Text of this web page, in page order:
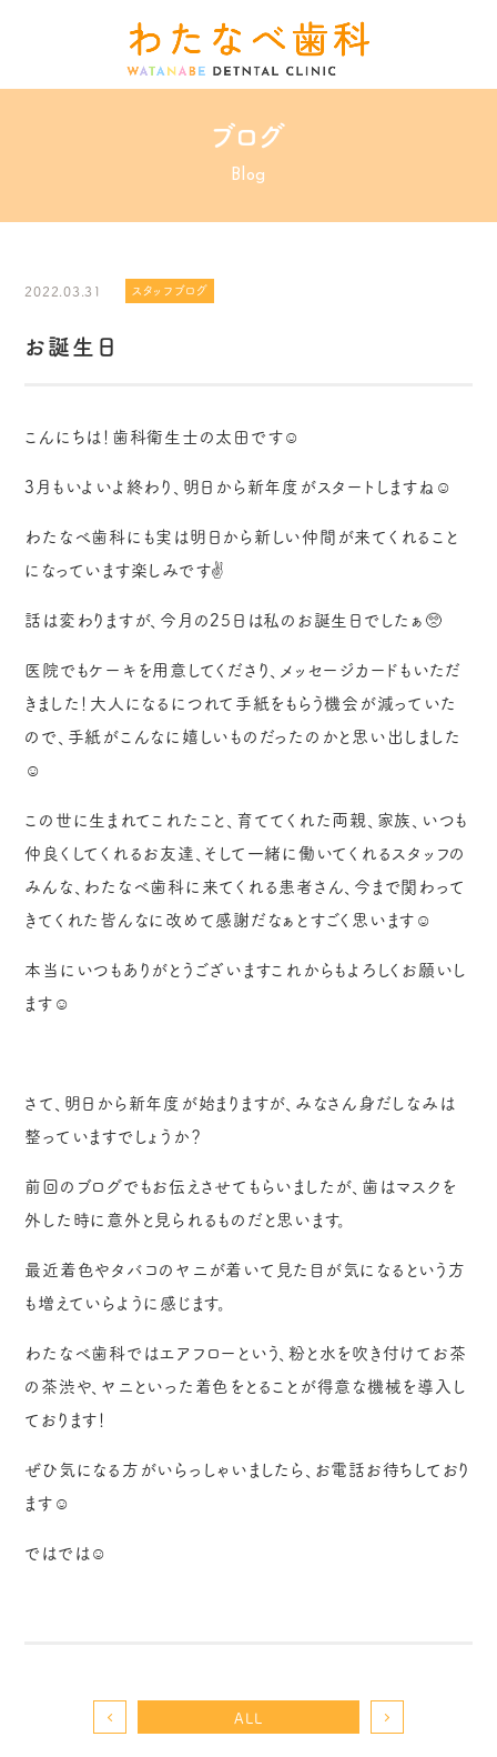
ブログ
Blog
2022.03.31 スタッフブログ
お誕生日
こんにちは！歯科衛生士の太田です☺️
3月もいよいよ終わり、明日から新年度がスタートしますね☺️
わたなべ歯科にも実は明日から新しい仲間が来てくれること
になっています楽しみです✌️
話は変わりますが、今月の25日は私のお誕生日でしたぁ🥺
医院でもケーキを用意してくださり、メッセージカードもいただ
きました！大人になるにつれて手紙をもらう機会が減っていた
ので、手紙がこんなに嬉しいものだったのかと思い出しました
☺️
この世に生まれてこれたこと、育ててくれた両親、家族、いつも
仲良くしてくれるお友達、そして一緒に働いてくれるスタッフの
みんな、わたなべ歯科に来てくれる患者さん、今まで関わって
きてくれた皆んなに改めて感謝だなぁとすごく思います☺️
本当にいつもありがとうございますこれからもよろしくお願いし
ます☺️
さて、明日から新年度が始まりますが、みなさん身だしなみは
整っていますでしょうか？
前回のブログでもお伝えさせてもらいましたが、歯はマスクを
外した時に意外と見られるものだと思います。
最近着色やタバコのヤニが着いて見た目が気になるという方
も増えていらように感じます。
わたなべ歯科ではエアフローという、粉と水を吹き付けてお茶
の茶渋や、ヤニといった着色をとることが得意な機械を導入し
ております！
ぜひ気になる方がいらっしゃいましたら、お電話お待ちしており
ます☺️
ではでは☺️
ALL